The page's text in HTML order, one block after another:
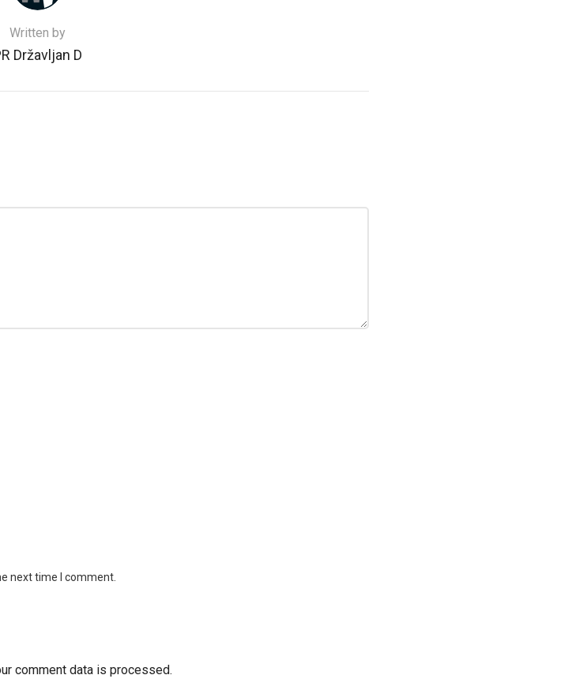
Written by
Državljan D
next time I comment.
comment data is processed.